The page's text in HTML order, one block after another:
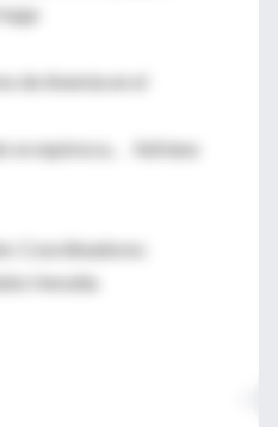
de Anemia en el
se equivoca... Adriana
Coordinadores:
Heredia